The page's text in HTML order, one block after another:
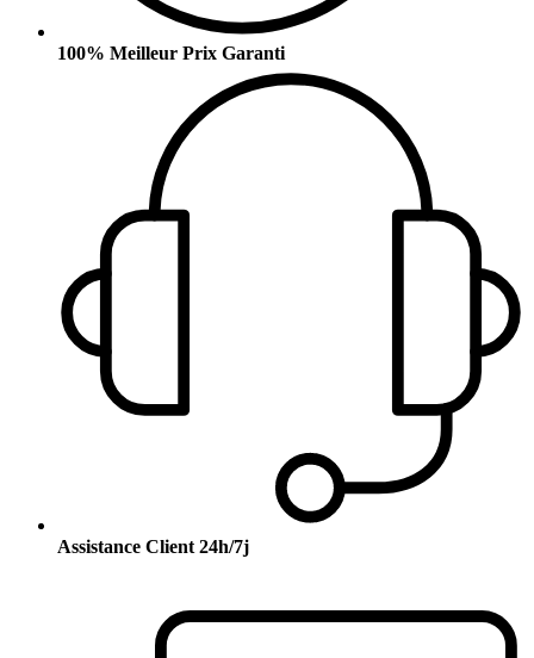
100% Meilleur Prix Garanti
Assistance Client 24h/7j